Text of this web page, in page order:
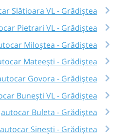
Slătioara VL - Grădiștea
Pietrari VL - Grădiștea
Miloștea - Grădiștea
Mateești - Grădiștea
Govora - Grădiștea
Bunești VL - Grădiștea
autocar Buleta - Grădiștea
autocar Sinești - Grădiștea